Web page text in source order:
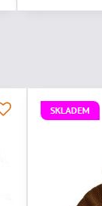
SKLADEM